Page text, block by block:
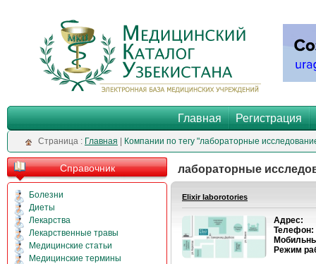
Главная Регистрация
Cтраница : Главная Компании по тегу "лабораторные
Справочник
Болезни
Диеты
Лекарства
Лекарственные травы
Медицинские статьи
Медицинские термины
лабораторные
Elixir laborotories
Адрес:
Телефон:
Режим